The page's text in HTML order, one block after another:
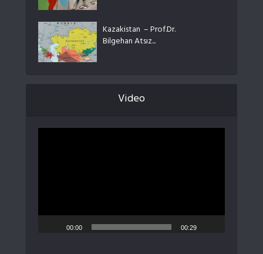
Kazakistan – Prof.Dr.
Bilgehan Atsız...
Video
00:00 00:29